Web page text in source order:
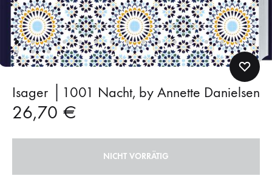
Isager │1001 Nacht, by Annette Danielsen
26,70 €
NICHT VORRÄTIG